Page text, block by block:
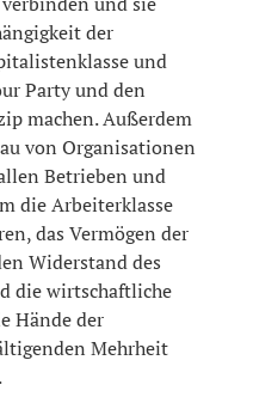
der
und
Party und den
machen. Außerdem
von Organisationen
Betrieben und
die Arbeiterklasse
das Vermögen der
Widerstand des
die wirtschaftliche
Hände der
Mehrheit